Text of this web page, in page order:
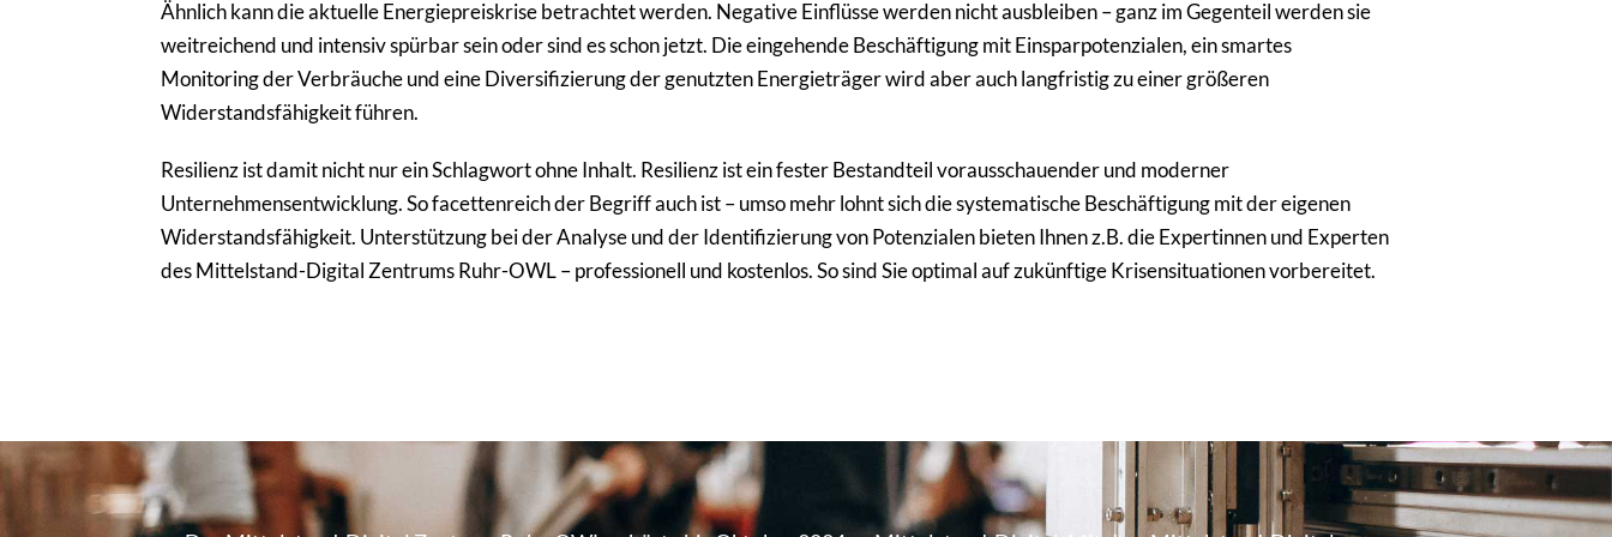
Ähnlich kann die aktuelle Energiepreiskrise betrachtet werden. Negative Einflüsse werden nicht ausbleiben – ganz im Gegenteil werden sie
weitreichend und intensiv spürbar sein oder sind es schon jetzt. Die eingehende Beschäftigung mit Einsparpotenzialen, ein smartes
Monitoring der Verbräuche und eine Diversifizierung der genutzten Energieträger wird aber auch langfristig zu einer größeren
Widerstandsfähigkeit führen.
Resilienz ist damit nicht nur ein Schlagwort ohne Inhalt. Resilienz ist ein fester Bestandteil vorausschauender und moderner
Unternehmensentwicklung. So facettenreich der Begriff auch ist – umso mehr lohnt sich die systematische Beschäftigung mit der eigenen
Widerstandsfähigkeit. Unterstützung bei der Analyse und der Identifizierung von Potenzialen bieten Ihnen z.B. die Expertinnen und Experten
des Mittelstand-Digital Zentrums Ruhr-OWL – professionell und kostenlos. So sind Sie optimal auf zukünftige Krisensituationen vorbereitet.